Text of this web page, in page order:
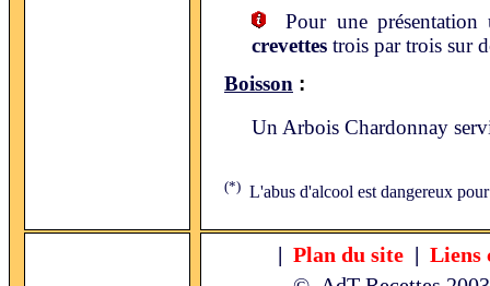
Pour une présentation
crevettes trois par trois sur
Boisson :
Un Arbois Chardonnay
(*) L'abus d'alcool est dangereux
| Plan du site | Liens